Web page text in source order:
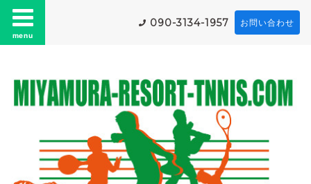
menu
090-3134-1957 お問い合わせ